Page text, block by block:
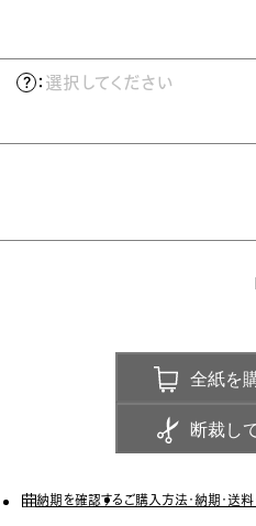
： 選択してください
全紙を
断裁し
納期を確認する ご購入方法・納期・送